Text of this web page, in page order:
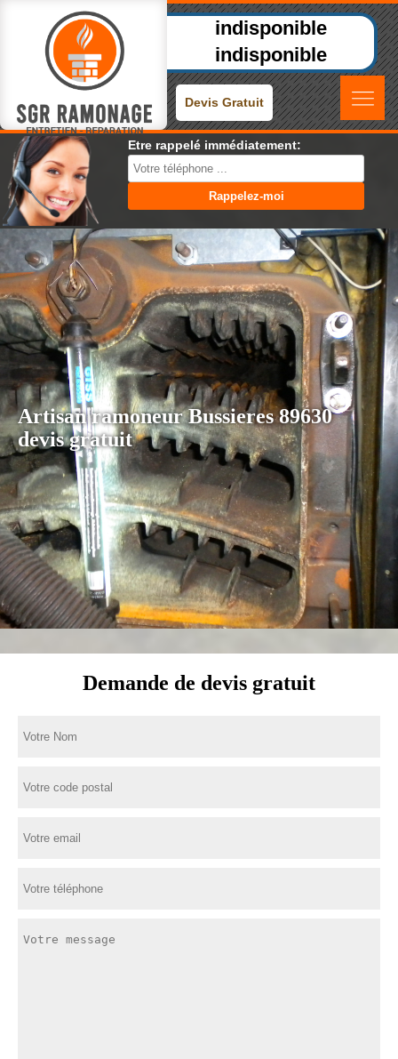
indisponible
indisponible
Devis Gratuit
Etre rappelé immédiatement:
Artisan ramoneur Bussieres 89630
devis gratuit
Demande de devis gratuit